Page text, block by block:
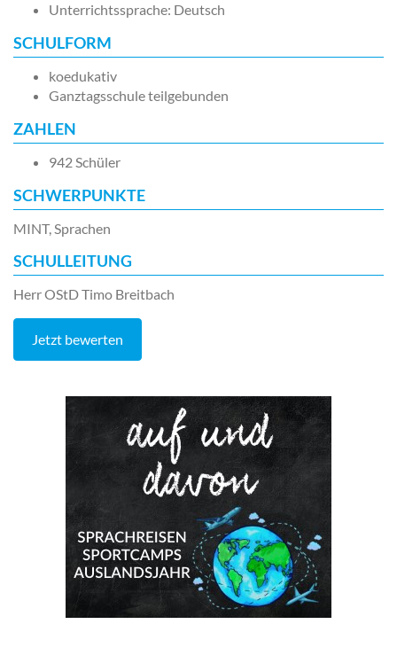
Unterrichtssprache: Deutsch
SCHULFORM
koedukativ
Ganztagsschule teilgebunden
ZAHLEN
942 Schüler
SCHWERPUNKTE
MINT, Sprachen
SCHULLEITUNG
Herr OStD Timo Breitbach
Jetzt bewerten